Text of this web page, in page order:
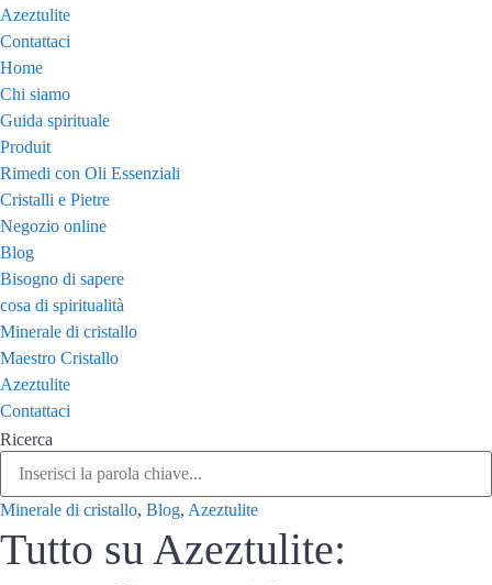
Azeztulite
Contattaci
Home
Chi siamo
Guida spirituale
Produit
Rimedi con Oli Essenziali
Cristalli e Pietre
Negozio online
Blog
Bisogno di sapere
cosa di spiritualità
Minerale di cristallo
Maestro Cristallo
Azeztulite
Contattaci
Ricerca
Minerale di cristallo, Blog, Azeztulite
Tutto su Azeztulite: